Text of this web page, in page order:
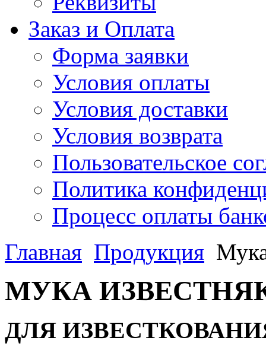
Заказ и Оплата
Форма заявки
Условия оплаты
Условия доставки
Условия возврата
Пользовательское
Политика
Процесс оплаты
Главная Продукция
МУКА
ДЛЯ